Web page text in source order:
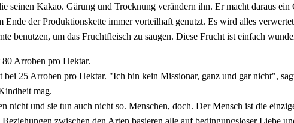
seinen Kakao. Gärung und Trocknung verändern ihn. Er macht daraus ein
der Produktionskette immer vorteilhaft genutzt. Es wird alles
benutzen, um das Fruchtfleisch zu saugen. Diese Frucht ist einfach
Arroben pro Hektar.
25 Arroben pro Hektar. "Ich bin kein Missionar, ganz und gar nicht",
mag.
nicht und sie tun auch nicht so. Menschen, doch. Der Mensch ist die
zwischen den Arten basieren alle auf bedingungsloser Liebe